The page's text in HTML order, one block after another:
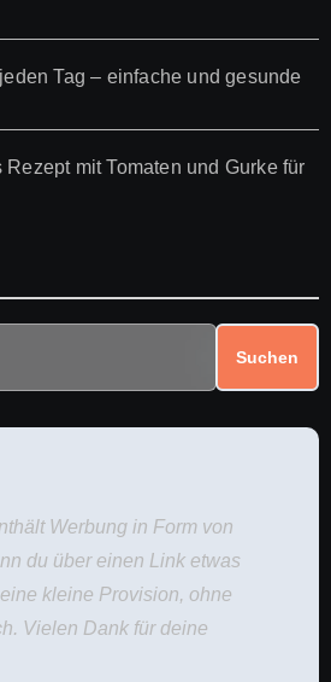
Tag – einfache und gesunde
mit Tomaten und Gurke für
Suchen
Werbung in Form von
du über einen Link etwas
kleine Provision, ohne
Vielen Dank für deine